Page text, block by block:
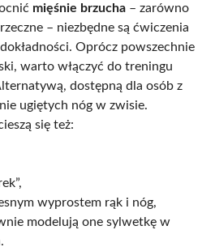
mięśnie brzucha – zarówno
– niezbędne są ćwiczenia
Oprócz powszechnie
warto włączyć do treningu
dostępną dla osób z
ugiętych nóg w zwisie.
się też:
wyprostem rąk i nóg,
modelują one sylwetkę w